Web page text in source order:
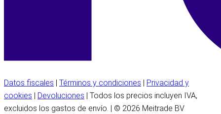
Datos fiscales Términos y condiciones
Privacidad y
cookies
Devoluciones | Todos los precios incluyen IVA,
excluidos los gastos de envío. | © 2026 Meitrade BV